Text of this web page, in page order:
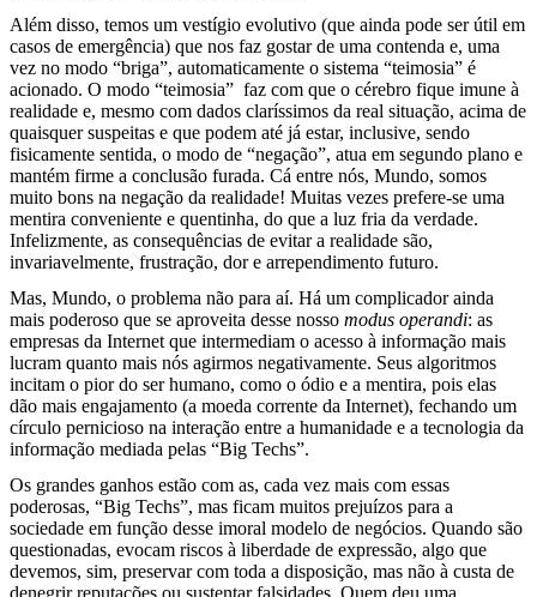
Além disso, temos um vestígio evolutivo (que ainda pode ser útil em
casos de emergência) que nos faz gostar de uma contenda e, uma
vez no modo “briga”, automaticamente o sistema “teimosia” é
acionado. O modo “teimosia” faz com que o cérebro fique imune à
realidade e, mesmo com dados claríssimos da real situação, acima de
quaisquer suspeitas e que podem até já estar, inclusive, sendo
fisicamente sentida, o modo de “negação”, atua em segundo plano e
mantém firme a conclusão furada. Cá entre nós, Mundo, somos
muito bons na negação da realidade! Muitas vezes prefere-se uma
mentira conveniente e quentinha, do que a luz fria da verdade.
Infelizmente, as consequências de evitar a realidade são,
invariavelmente, frustração, dor e arrependimento futuro.
Mas, Mundo, o problema não para aí. Há um complicador ainda
mais poderoso que se aproveita desse nosso modus operandi: as
empresas da Internet que intermediam o acesso à informação mais
lucram quanto mais nós agirmos negativamente. Seus algoritmos
incitam o pior do ser humano, como o ódio e a mentira, pois elas
dão mais engajamento (a moeda corrente da Internet), fechando um
círculo pernicioso na interação entre a humanidade e a tecnologia da
informação mediada pelas “Big Techs”.
Os grandes ganhos estão com as, cada vez mais com essas
poderosas, “Big Techs”, mas ficam muitos prejuízos para a
sociedade em função desse imoral modelo de negócios. Quando são
questionadas, evocam riscos à liberdade de expressão, algo que
devemos, sim, preservar com toda a disposição, mas não à custa de
denegrir reputações ou sustentar falsidades. Quem deu uma